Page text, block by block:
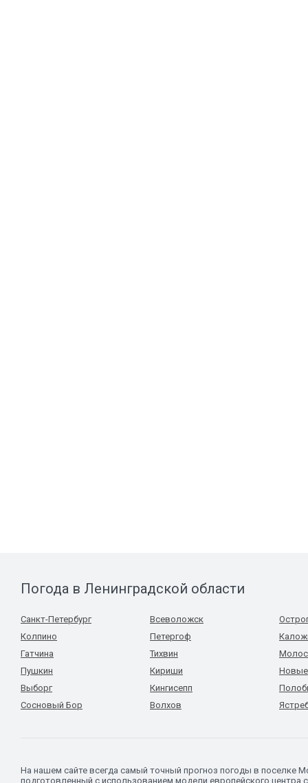
Погода в Ленинградской области
Санкт-Петербург
Колпино
Гатчина
Пушкин
Выборг
Сосновый Бор
Всеволожск
Петергоф
Тихвин
Кириши
Кингисепп
Волхов
На нашем сайте всегда самый точный прогноз погоды в поселке
подготовленный с использованием модели европейского центра